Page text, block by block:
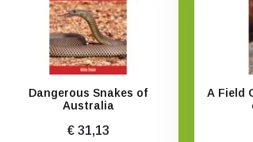
Dangerous Snakes of
Australia
€ 31,13
A Field